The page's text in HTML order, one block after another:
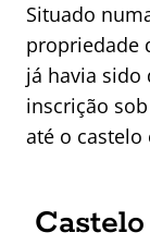
Situado
propriedade
já havia
inscrição
até o